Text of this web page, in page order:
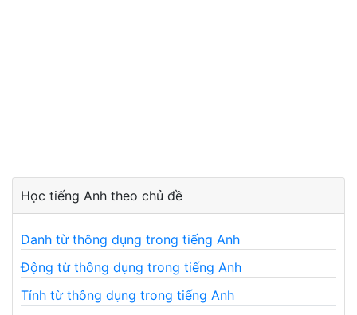
Học tiếng Anh theo chủ đề
Danh từ thông dụng trong tiếng Anh
Động từ thông dụng trong tiếng Anh
Tính từ thông dụng trong tiếng Anh